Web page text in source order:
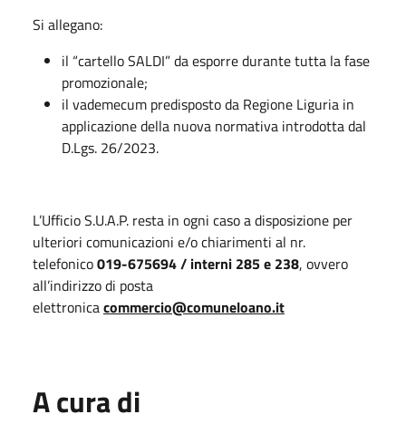
Si allegano:
il “cartello SALDI” da esporre durante tutta la fase
promozionale;
il vademecum predisposto da Regione Liguria in
applicazione della nuova normativa introdotta dal
D.Lgs. 26/2023.
L’Ufficio S.U.A.P. resta in ogni caso a disposizione per
ulteriori comunicazioni e/o chiarimenti al nr.
telefonico019-675694 / interni 285e 238, ovvero
all’indirizzo di posta
elettronicacommercio@comuneloano.it
A cura di